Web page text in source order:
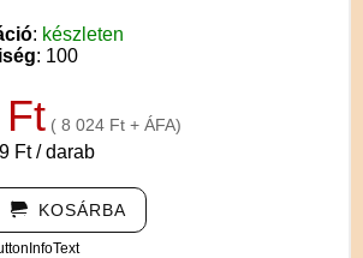
: készleten
: 100
( 8 024 Ft + ÁFA)
Ft / darab
KOSÁRBA